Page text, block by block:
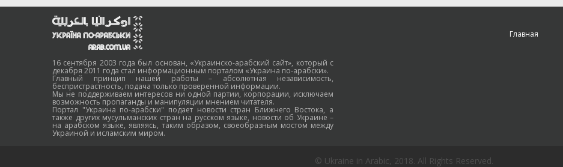
16 сентября 2003 года был основан, «Украинско-арабский сайт», который с
декабря 2011 года стал информационным порталом «Украина по-арабски».
Главный принцип нашей работы – абсолютная независимость,
беспристрастность, подача только проверенной информации.
Мы не поддерживаем интересов ни одной партии, корпорации, исключаем
возможность пропаганды и манипуляции мнением читателя.
Портал "Украина по-арабски" подает новости стран Ближнего Востока, а
также других мусульманских стран на русском языке, новости об Украине –
на арабском языке, являясь, таким образом, своеобразным мостом между
Украиной и исламским миром.
Главная
© Ukraine in Arabic, 2018. All Rights Reserved.